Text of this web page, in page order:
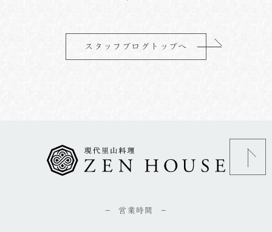
スタッフブログトップへ
営業時間